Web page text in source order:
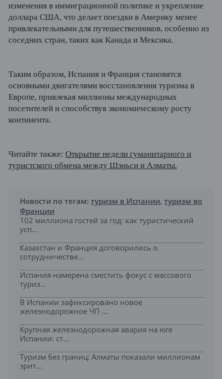
изменения в иммиграционной политике и укрепление
доллара США, что делает поездки в Америку менее
привлекательными для путешественников, особенно из
соседних стран, таких как Канада и Мексика.
Таким образом, Испания и Франция становятся
основными двигателями восстановления туризма в
Европе, привлекая миллионы международных
посетителей и способствуя экономическому росту
континента.
Читайте также: Открытие недели гуманитарного и
туристского обмена между Шэньси и Алматы.
Новости по тегам: туризм в Испании, туризм во
Франции
102 миллиона гостей за год: как туристический
усп...
Казахстан и Франция договорились о
сотрудничестве...
Испания намерена сместить фокус с массового
туриз...
В Испании зафиксировано новое
железнодорожное ЧП ...
Крупная железнодорожная авария на юге
Испании: ст...
Туризм без границ: Алматы показали миллионам
зрит...